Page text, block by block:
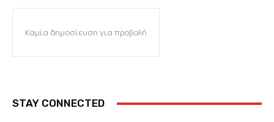
Καμία δημοσίευση για προβολή
STAY CONNECTED